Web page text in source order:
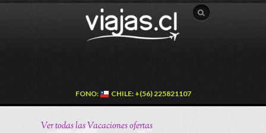
FONO: CHILE: +(56) 225821107
Ver todas las Vacaciones ofertas